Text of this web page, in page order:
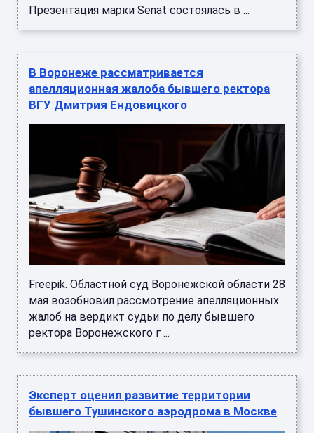
Презентация марки Senat состоялась в ...
В Воронеже рассматривается
апелляционная жалоба бывшего ректора
ВГУ Дмитрия Ендовицкого
Freepik. Областной суд Воронежской области 28
мая возобновил рассмотрение апелляционных
жалоб на вердикт судьи по делу бывшего
ректора Воронежского г ...
Эксперт оценил развитие территории
бывшего Тушинского аэродрома в Москве